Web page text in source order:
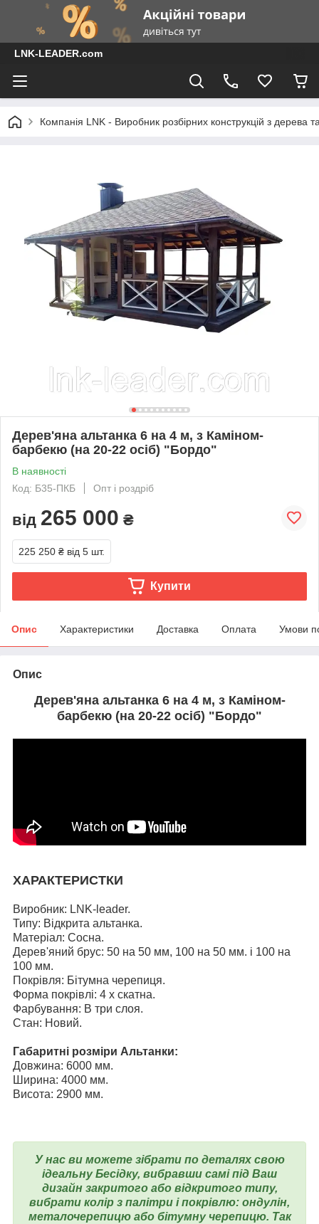
LNK-LEADER.com
Компанія LNK - Виробник розбірних конструкцій з дерева
Дерев'яна альтанка 6 на 4 м, з Каміном-
барбекю (на 20-22 осіб) "Бордо"
В наявності
Код: Б35-ПКБ
Опт і роздріб
від 265 000 ₴
225 250 ₴ від 5 шт.
Купити
Опис Характеристики Доставка Оплата Умови
Опис
Дерев'яна альтанка 6 на 4 м, з Каміном-
барбекю (на 20-22 осіб) "Бордо"
ХАРАКТЕРИСТКИ
Виробник: LNK-leader.
Типу: Відкрита альтанка.
Матеріал: Сосна.
Дерев'яний брус: 50 на 50 мм, 100 на 50 мм. і 100 на
100 мм.
Покрівля: Бітумна черепиця.
Форма покрівлі: 4 х скатна.
Фарбування: В три слоя.
Стан: Новий.
Габаритні розміри Альтанки:
Довжина: 6000 мм.
Ширина: 4000 мм.
Висота: 2900 мм.
У нас ви можете зібрати по деталях свою
ідеальну Бесідку, вибравши самі під Ваш
дизайн закритого або відкритого типу,
вибрати колір з палітри і покрівлю: ондулін,
металочерепицю або бітумну черепицю. Так